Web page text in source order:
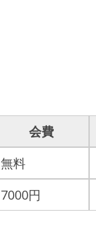
会費
無料
7000円